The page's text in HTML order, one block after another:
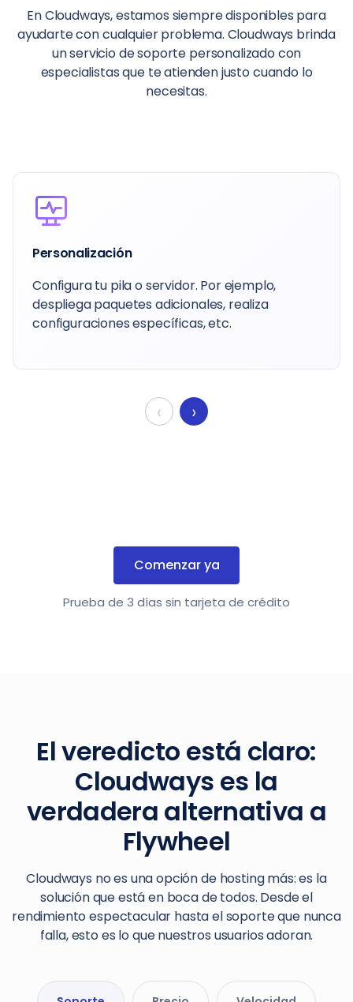
En Cloudways, estamos siempre disponibles para
ayudarte con cualquier problema. Cloudways brinda
un servicio de soporte personalizado con
especialistas que te atienden justo cuando lo
necesitas.
Personalización
Configura tu pila o servidor. Por ejemplo,
despliega paquetes adicionales, realiza
configuraciones específicas, etc.
‹ ›
Comenzar ya
Prueba de 3 días sin tarjeta de crédito
El veredicto está claro:
Cloudways es la
verdadera alternativa a
Flywheel
Cloudways no es una opción de hosting más: es la
solución que está en boca de todos. Desde el
rendimiento espectacular hasta el soporte que nunca
falla, esto es lo que nuestros usuarios adoran.